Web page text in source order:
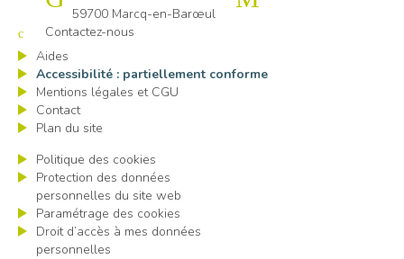
59700 Marcq-en-Barœul
Contactez-nous
Aides
Accessibilité : partiellement conforme
Mentions légales et CGU
Contact
Plan du site
Politique des cookies
Protection des données
personnelles du site web
Paramétrage des cookies
Droit d’accès à mes données
personnelles